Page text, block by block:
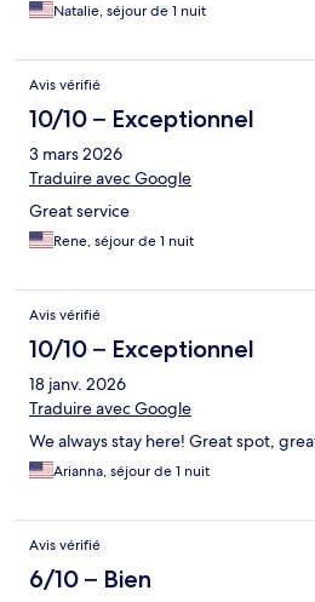
Natalie, séjour de 1 nuit
Avis vérifié
10/10 – Exceptionnel
3 mars 2026
Traduire avec Google
Great service
Rene, séjour de 1 nuit
Avis vérifié
10/10 – Exceptionnel
18 janv. 2026
Traduire avec Google
We always stay here! Great spot,
Arianna, séjour de 1 nuit
Avis vérifié
6/10 – Bien